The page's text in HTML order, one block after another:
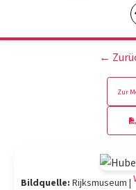
←
Zur
Bildquelle: Rijksmuseum |